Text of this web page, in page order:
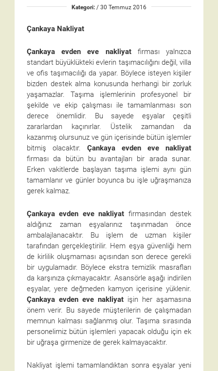
Kategori: / 30 Temmuz 2016
Çankaya Nakliyat
Çankaya evden eve nakliyatfirması yalnızca
standart büyüklükteki evlerin taşımacılığını değil, villa
ve ofis taşımacılığı da yapar. Böylece isteyen kişiler
bizden destek alma konusunda herhangi bir zorluk
yaşamazlar. Taşıma işlemlerinin profesyonel bir
şekilde ve ekip çalışması ile tamamlanması son
derece önemlidir. Bu sayede eşyalar çeşitli
zararlardan kaçınırlar. Üstelik zamandan da
kazanmış olursunuz ve gün içerisinde bütün işlemler
bitmiş olacaktır. Çankaya evden eve nakliyat
firması da bütün bu avantajları bir arada sunar.
Erken vakitlerde başlayan taşıma işlemi aynı gün
tamamlanır ve günler boyunca bu işle uğraşmanıza
gerek kalmaz.
Çankaya evden eve nakliyat firmasından destek
aldığınız zaman eşyalarınız taşınmadan önce
ambalajlanacaktır. Bu işlem de uzman kişiler
tarafından gerçekleştirilir. Hem eşya güvenliği hem
de kirlilik oluşmaması açısından son derece gerekli
bir uygulamadır. Böylece ekstra temizlik masrafları
da karşınıza çıkmayacaktır. Asansörle aşağı indirilen
eşyalar, yere değmeden kamyon içerisine yüklenir.
Çankaya evden eve nakliyat işin her aşamasına
önem verir. Bu sayede müşterilerin de çalışmadan
memnun kalması sağlanmış olur. Taşıma sırasında
personelimiz bütün işlemleri yapacak olduğu için ek
bir uğraşa girmenize de gerek kalmayacaktır.
Nakliyat işlemi tamamlandıktan sonra eşyalar yeni